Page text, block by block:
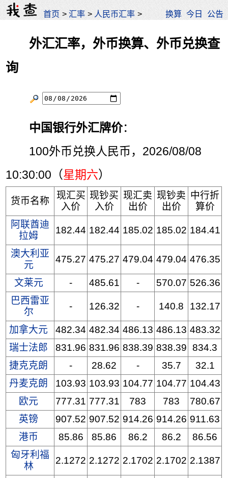
首页 >汇率 > 人民币汇率 > 换算 今日 公告
外汇汇率，外币换算、外币兑换查
询
中国银行外汇牌价：
100外币兑换人民币，2026/08/08
10:30:00（星期六）
货币名称
现汇买
入价
现钞买
入价
现汇卖
出价
现钞卖
出价
中行折
算价
阿联酋迪
拉姆
182.44 182.44 185.02 185.02 184.41
澳大利亚
元
475.27 475.27 479.04 479.04 476.35
文莱元 - 485.61 - 570.07 526.36
巴西雷亚
尔
- 126.32 - 140.8 132.17
加拿大元 482.34 482.34 486.13 486.13 483.32
瑞士法郎
831.96 831.96 838.39 838.39 834.3
捷克克朗
- 28.62 - 35.7
32.1
丹麦克朗
103.93 103.93 104.77 104.77 104.43
欧元
777.31 777.31 783 783
780.67
英镑
907.52 907.52 914.26 914.26 911.63
港币
85.86 85.86 86.2 86.2
86.56
匈牙利福
林
2.1272 2.1272 2.1702 2.1702 2.1387